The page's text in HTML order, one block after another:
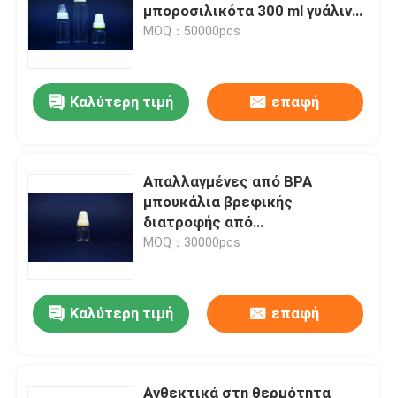
μποροσιλικότα 300 ml γυάλινα
μπουκάλια βρέφους
MOQ：50000pcs
Καλύτερη τιμή επαφή
Απαλλαγμένες από BPA
μπουκάλια βρεφικής
διατροφής από
θερμοανθεκτικό βροσιλικικό
MOQ：30000pcs
Καλύτερη τιμή επαφή
Ανθεκτικά στη θερμότητα